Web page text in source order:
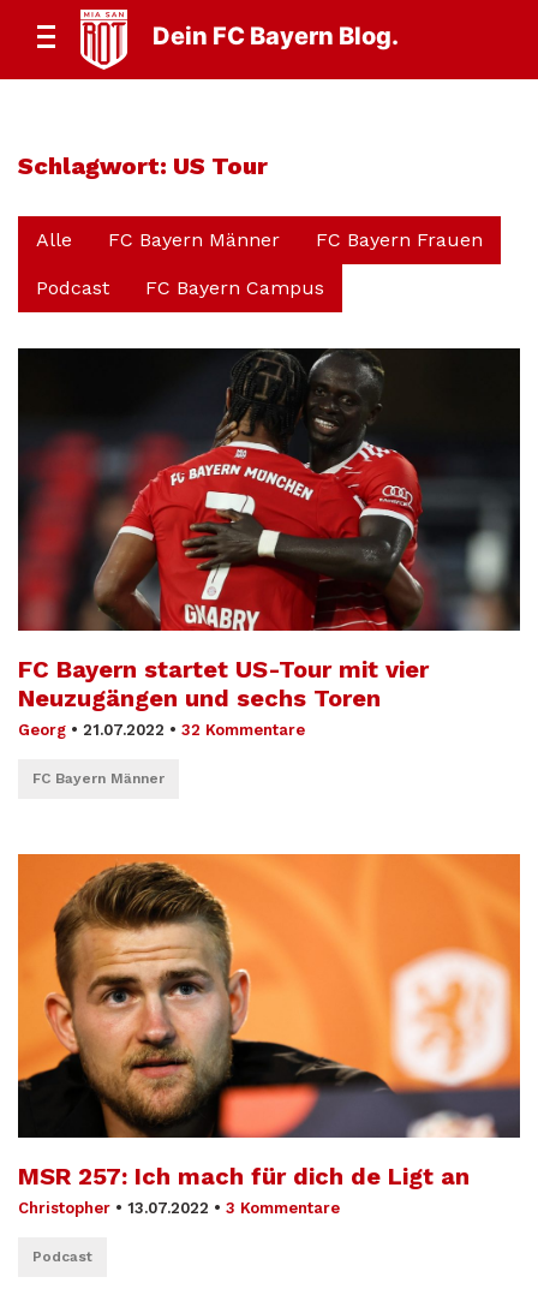
Dein FC Bayern Blog.
Schlagwort: US Tour
Alle FC Bayern Männer FC Bayern Frauen
Podcast FC Bayern Campus
FC Bayern startet US-Tour mit vier
Neuzugängen und sechs Toren
Georg • 21.07.2022 • 32 Kommentare
FC Bayern Männer
MSR 257: Ich mach für dich de Ligt an
Christopher • 13.07.2022 • 3 Kommentare
Podcast